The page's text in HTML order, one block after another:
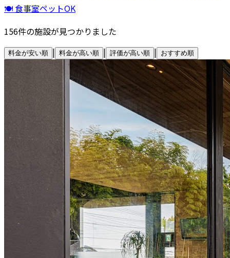
🍽️ 食事室ペットOK
156件の施設が見つかりました
料金が安い順 | 料金が高い順 | 評価が高い順 | おすすめ順